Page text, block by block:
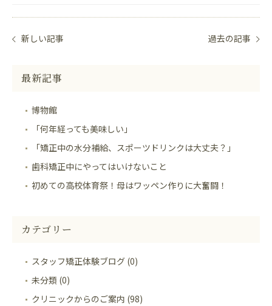
新しい記事 過去の記事
最新記事
博物館
「何年経っても美味しい」
「矯正中の水分補給、スポーツドリンクは大丈夫？」
歯科矯正中にやってはいけないこと
初めての高校体育祭！母はワッペン作りに大奮闘！
カテゴリー
スタッフ矯正体験ブログ (0)
未分類 (0)
クリニックからのご案内 (98)